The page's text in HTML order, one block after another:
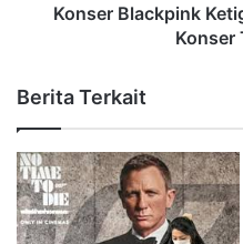
Konser Blackpink
Konser
Berita Terkait